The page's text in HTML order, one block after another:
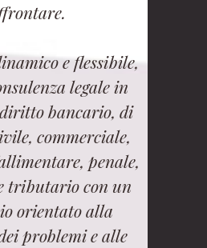
e flessibile,
legale in
bancario, di
commerciale,
penale,
tributario con un
orientato alla
problemi e alle